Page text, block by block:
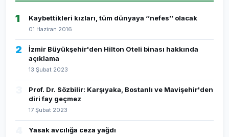
1 Kaybettikleri kızları, tüm dünyaya ‘’nefes’’ olacak
01 Haziran 2016
2
İzmir Büyükşehir'den Hilton Oteli binası hakkında
açıklama
13 Şubat 2023
Prof. Dr. Sözbilir: Karşıyaka, Bostanlı ve Mavişehir'den
diri fay geçmez
17 Şubat 2023
Yasak avcılığa ceza yağdı